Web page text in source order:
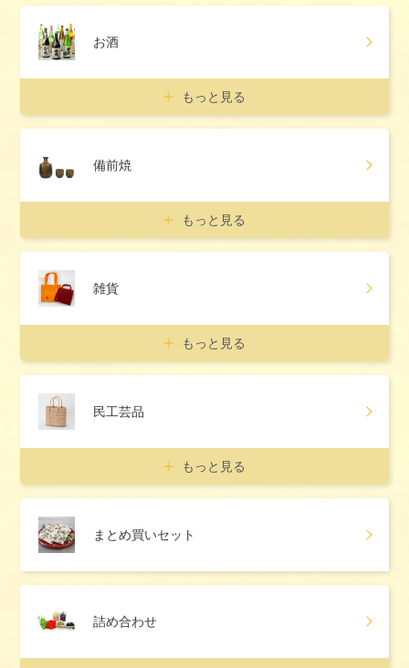
お酒
もっと見る
備前焼
もっと見る
雑貨
もっと見る
民工芸品
もっと見る
まとめ買いセット
詰め合わせ